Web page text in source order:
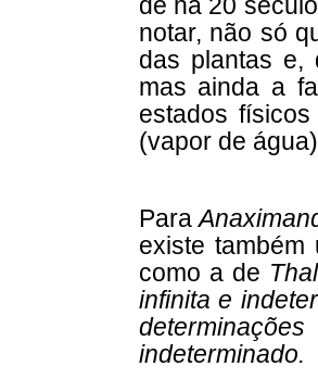
de há 20
notar, não só
das plantas e,
mas ainda a
estados
(vapor de
Para
existe também
como a de
infinita e
determinações
indeterminado.